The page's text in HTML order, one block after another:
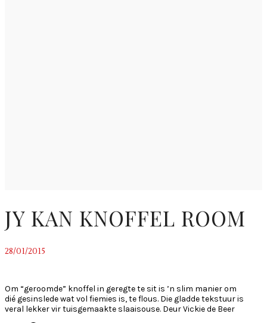
JY KAN KNOFFEL ROOM
28/01/2015
Om “geroomde” knoffel in geregte te sit is ’n slim manier om
dié gesinslede wat vol fiemies is, te flous. Die gladde tekstuur is
veral lekker vir tuisgemaakte slaaisouse. Deur Vickie de Beer